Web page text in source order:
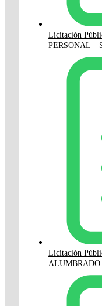
Licitación
PERSONAL –
Licitación